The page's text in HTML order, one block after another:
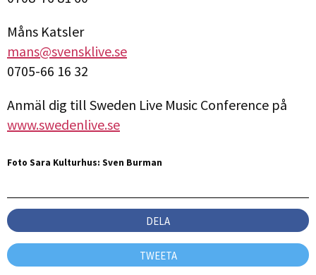
Måns Katsler
mans@svensklive.se
0705-66 16 32
Anmäl dig till Sweden Live Music Conference på
www.swedenlive.se
Foto Sara Kulturhus: Sven Burman
DELA
TWEETA